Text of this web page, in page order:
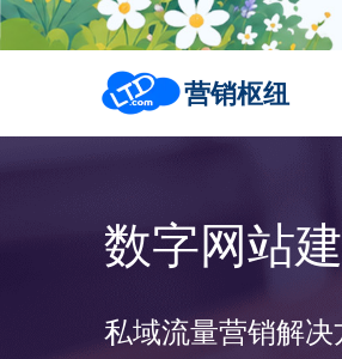
营销枢纽
数字网站
私域流量营销解决